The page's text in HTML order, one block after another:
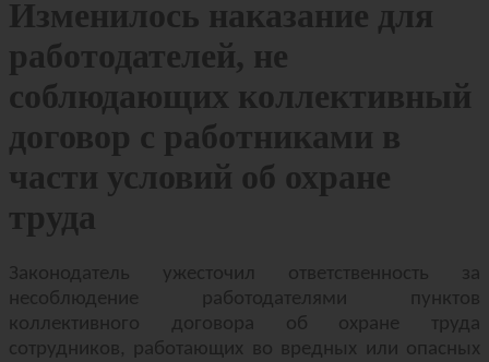
Изменилось наказание для
работодателей, не
соблюдающих коллективный
договор с работниками в
части условий об охране
труда
Законодатель ужесточил ответственность за
несоблюдение работодателями пунктов
коллективного договора об охране труда
сотрудников, работающих во вредных или опасных